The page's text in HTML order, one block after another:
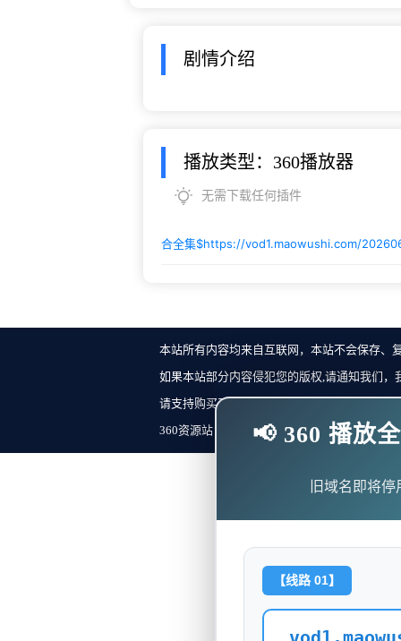
剧情介绍
播放类型：360播放器
无需下载任何插件
合全集$https://vod1.maowushi.com/
本站所有内容均来自互联网，本站不会保存、
如果本站部分内容侵犯您的版权,请通知我们
请支持购买正版！反馈邮箱：
360资源站 Copyright ©2018-2023 All Rights
📢 360 播放
旧域名即将
【线路 01】